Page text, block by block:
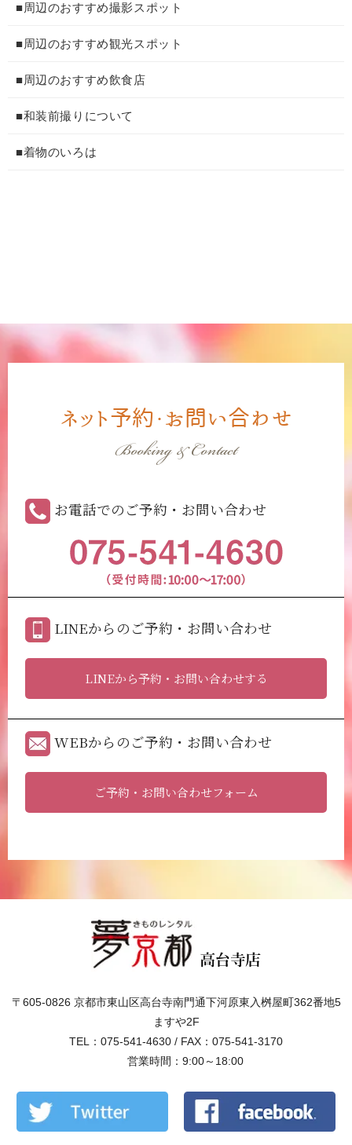
■周辺のおすすめ撮影スポット
■周辺のおすすめ観光スポット
■周辺のおすすめ飲食店
■和装前撮りについて
■着物のいろは
ネット予約・お問い合わせ
Booking & Contact
お電話でのご予約・お問い合わせ
LINEからのご予約・お問い合わせ
LINEから予約・お問い合わせする
WEBからのご予約・お問い合わせ
ご予約・お問い合わせフォーム
〒605-0826 京都市東山区高台寺南門通下河原東入桝屋町362番地5
ますや2F
TEL：075-541-4630 / FAX：075-541-3170
営業時間：9:00～18:00